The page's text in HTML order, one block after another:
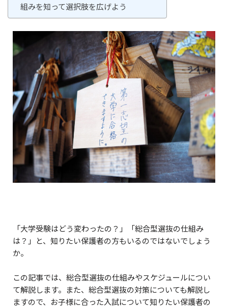
組みを知って選択肢を広げよう
「大学受験はどう変わったの？」「総合型選抜の仕組み
は？」と、知りたい保護者の方もいるのではないでしょう
か。
この記事では、総合型選抜の仕組みやスケジュールについ
て解説します。また、総合型選抜の対策についても解説し
ますので、お子様に合った入試について知りたい保護者の